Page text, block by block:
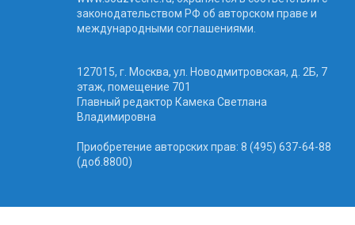
законодательством РФ об авторском праве и
международными соглашениями.
127015, г. Москва, ул. Новодмитровская, д. 2Б, 7
этаж, помещение 701
Главный редактор Камека Светлана
Владимировна
Приобретение авторских прав: 8 (495) 637-64-88
(доб.8800)